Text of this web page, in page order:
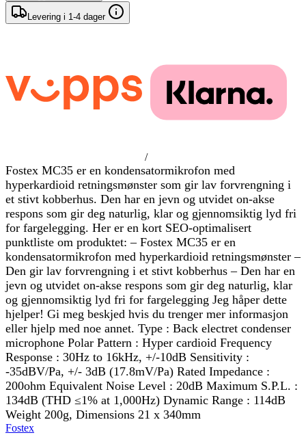
Levering i 1-4 dager
/
Fostex MC35 er en kondensatormikrofon med
hyperkardioid retningsmønster som gir lav forvrengning i
et stivt kobberhus. Den har en jevn og utvidet on-akse
respons som gir deg naturlig, klar og gjennomsiktig lyd fri
for fargelegging. Her er en kort SEO-optimalisert
punktliste om produktet: – Fostex MC35 er en
kondensatormikrofon med hyperkardioid retningsmønster –
Den gir lav forvrengning i et stivt kobberhus – Den har en
jevn og utvidet on-akse respons som gir deg naturlig, klar
og gjennomsiktig lyd fri for fargelegging Jeg håper dette
hjelper! Gi meg beskjed hvis du trenger mer informasjon
eller hjelp med noe annet. Type : Back electret condenser
microphone Polar Pattern : Hyper cardioid Frequency
Response : 30Hz to 16kHz, +/-10dB Sensitivity :
-35dBV/Pa, +/- 3dB (17.8mV/Pa) Rated Impedance :
200ohm Equivalent Noise Level : 20dB Maximum S.P.L. :
134dB (THD ≤1% at 1,000Hz) Dynamic Range : 114dB
Weight 200g, Dimensions 21 x 340mm
Fostex